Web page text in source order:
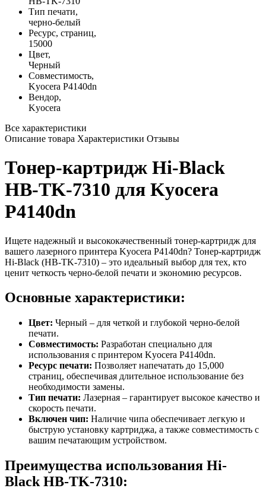
Тип печати,
черно-белый
Ресурс, страниц,
15000
Цвет,
Черный
Совместимость,
Kyocera P4140dn
Вендор,
Kyocera
Все характеристики
Описание товара Характеристики Отзывы
Тонер-картридж Hi-Black
HB-TK-7310 для Kyocera
P4140dn
Ищете надежный и высококачественный тонер-картридж для
вашего лазерного принтера Kyocera P4140dn? Тонер-картридж
Hi-Black (HB-TK-7310) – это идеальный выбор для тех, кто
ценит четкость черно-белой печати и экономию ресурсов.
Основные характеристики:
Цвет: Черный – для четкой и глубокой черно-белой
печати.
Совместимость: Разработан специально для
использования с принтером Kyocera P4140dn.
Ресурс печати: Позволяет напечатать до 15,000
страниц, обеспечивая длительное использование без
необходимости замены.
Тип печати: Лазерная – гарантирует высокое качество и
скорость печати.
Включен чип: Наличие чипа обеспечивает легкую и
быструю установку картриджа, а также совместимость с
вашим печатающим устройством.
Преимущества использования Hi-
Black HB-TK-7310: